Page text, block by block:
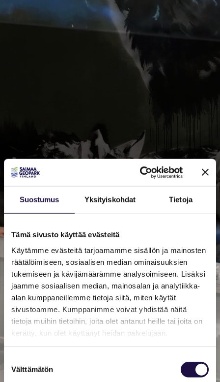
Suostumus Yksityiskohdat Tietoja
Tämä sivusto käyttää evästeitä
Käytämme evästeitä tarjoamamme sisällön ja mainosten
räätälöimiseen, sosiaalisen median ominaisuuksien
tukemiseen ja kävijämäärämme analysoimiseen. Lisäksi
jaamme sosiaalisen median, mainosalan ja analytiikka-
alan kumppaneillemme tietoja siitä, miten käytät
sivustoamme. Kumppanimme voivat yhdistää näitä
tietoja muihin tietoihin, joita olet antanut heille tai joita on
kerätty, kun olet käyttänyt heidän palvelujaan.
valinta
Välttämätön